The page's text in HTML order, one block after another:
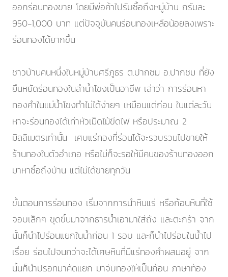
ออกร่อนทองขาย โดยมีพ่อค้าไปรับซื้อถึงหมู่บ้าน กรัมละ
950-1,000 บาท แต่ปัจจุบันคนร่อนทองเหลือน้อยลงเพราะ
ร่อนทองได้ยากขึ้น
ชาวบ้านคนหนึ่งในหมู่บ้านศรีภูธร ต.ปากชม อ.ปากชม ที่ยัง
ยืนหยัดร่อนทองในลำน้ำโขงเป็นอาชีพ เล่าว่า การร่อนหา
ทองคำในแม่น้ำโขงทำไม่ได้ง่ายๆ เหมือนแต่ก่อน ในแต่ละวัน
หาจะร่อนทองได้เท่าหัวเม็ดไม้ขีดไฟ หรือประมาณ 2
มิลลิเมตรเท่านั้น เศษแร่ทองที่ร่อนได้จะรวบรวมไปขายให้
ร้านทองในตัวอำเภอ หรือไม่ก็จะรอให้มีคนของร้านทองออก
มาหาซื้อถึงบ้าน แต่ไม่ได้ขายทุกวัน
ขั้นตอนการร่อนทอง เริ่มจากการนำหินแร่ หรือก้อนหินที่ใช้
จอบเล็กๆ ขุดขึ้นมาจากธารน้ำเอามาใส่ถัง และตะกร้า จาก
นั้นก็นำไปร่อนแยกในน้ำก่อน 1 รอบ และก็นำไปร่อนในน้ำไป
เรื่อย ร่อนไปจนกว่าจะได้เศษหินที่มีแร่ทองคำผสมอยู่ จาก
นั้นก็นำปรอทมาคัดแยก มาจับทองให้เป็นก้อน ภาษาท้อง